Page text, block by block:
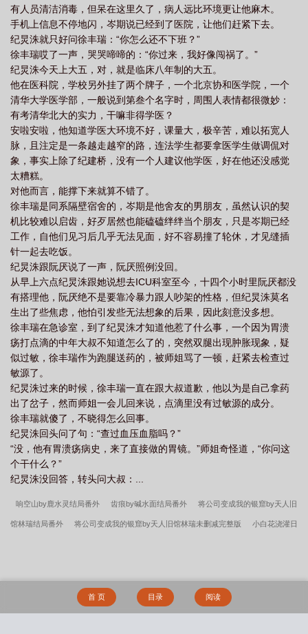
有人员清洁消毒，但呆在这里久了，病人远比环境更让他麻木。
手机上信息不停地闪，岑期说已经到了医院，让他们赶紧下去。
纪炅洙就只好问徐丰瑞：“你怎么还不下班？”
徐丰瑞哎了一声，哭哭啼啼的：“你过来，我好像闯祸了。”
纪炅洙今天上大五，对，就是临床八年制的大五。
他在医科院，学校另外挂了两个牌子，一个北京协和医学院，一个
清华大学医学部，一般说到第叁个名字时，周围人表情都很微妙：
有考清华北大的实力，干嘛非得学医？
安啦安啦，他知道学医大环境不好，课量大，极辛苦，难以拓宽人
脉，且注定是一条越走越窄的路，连法学生都要拿医学生做调侃对
象，事实上除了纪建桥，没有一个人建议他学医，好在他还没感觉
太糟糕。
对他而言，能撑下来就算不错了。
徐丰瑞是同系隔壁宿舍的，岑期是他舍友的男朋友，虽然认识的契
机比较难以启齿，好歹居然也能磕磕绊绊当个朋友，只是岑期已经
工作，自他们见习后几乎无法见面，好不容易撞了轮休，才见缝插
针一起去吃饭。
纪炅洙跟阮厌说了一声，阮厌照例没回。
从早上六点纪炅洙跟她说想去ICU科室至今，十四个小时里阮厌都没
有搭理他，阮厌绝不是要靠冷暴力跟人吵架的性格，但纪炅洙莫名
生出了些焦虑，他怕引发些无法想象的后果，因此刻意没多想。
徐丰瑞在急诊室，到了纪炅洙才知道他惹了什么事，一个因为胃溃
疡打点滴的中年大叔不知道怎么了的，突然双腿出现肿胀现象，疑
似过敏，徐丰瑞作为跑腿送药的，被师姐骂了一顿，赶紧去检查过
敏源了。
纪炅洙过来的时候，徐丰瑞一直在跟大叔道歉，他以为是自己拿药
出了岔子，然而师姐一会儿回来说，点滴里没有过敏源的成分。
徐丰瑞就傻了，不晓得怎么回事。
纪炅洙回头问了句：“查过血压血脂吗？”
“没，他有胃溃疡病史，来了直接做的胃镜。”师姐奇怪道，“你问这
个干什么？”
纪炅洙没回答，转头问大叔：...
响空山by鹿水灵结局番外 齿痕by碱水面结局番外 将公司变成我的银窟by天人旧
馆林瑞结局番外 将公司变成我的银窟by天人旧馆林瑞未删减完整版 小白花浇灌日
归云断梦by鹿水灵笔趣阁无弹窗 何风送我归by余竹未删减完整版
首 页 目录 阅读